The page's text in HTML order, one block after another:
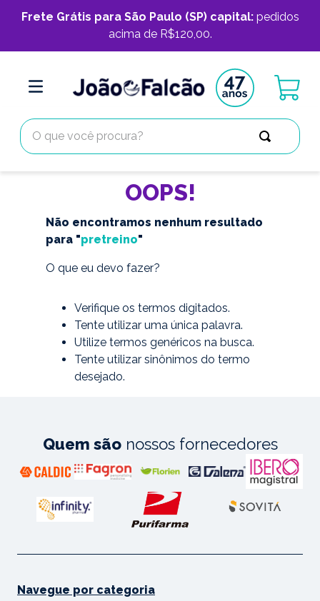
Frete Grátis para São Paulo (SP) capital:pedidos
acima de R$120,00.
O que você procura?
OOPS!
Não encontramos nenhum resultado
para "pretreino"
O que eu devo fazer?
Verifique os termos digitados.
Tente utilizar uma única palavra.
Utilize termos genéricos na busca.
Tente utilizar sinônimos do termo
desejado.
Quem sãonossos fornecedores
Navegue por categoria